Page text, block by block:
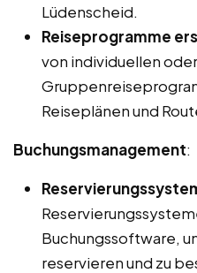
Lüdenscheid.
Reiseprogramme
von individuellen oder
Reiseplänen und
Buchungsmanagement:
Buchungssoftware,
reservieren und zu